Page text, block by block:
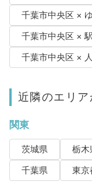
千葉市中央区 ×
千葉市中央区 ×
千葉市中央区 ×
近隣のエリ
関東
茨城県 栃木
千葉県
東京